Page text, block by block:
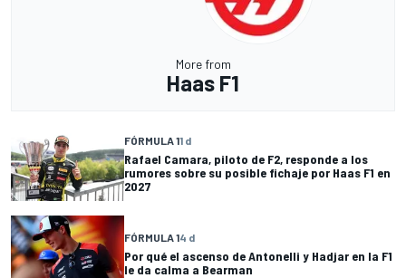
More from
Haas F1
FÓRMULA 11 d
Rafael Camara, piloto de F2, responde a los
rumores sobre su posible fichaje por Haas F1 en
2027
FÓRMULA 14 d
Por qué el ascenso de Antonelli y Hadjar en la F1
le da calma a Bearman